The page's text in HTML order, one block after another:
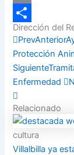
Email
Compartir
Dirección del
PrevAnterior
Protección
Siguiente
Enfermedad
Relacionado
cultura
Villalbilla ya